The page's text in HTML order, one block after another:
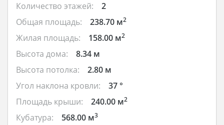
Количество этажей:
2
Общая площадь:
238.70 м2
Жилая площадь: 158.00 м2
Высота дома:
8.34 м
Высота потолка:
2.80 м
Угол наклона кровли:
37 °
Площадь крыши:
240.00 м2
Кубатура: 568.00 м3